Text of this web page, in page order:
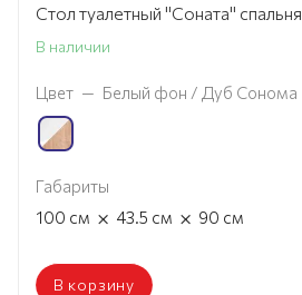
Стол туалетный "Соната" спальня
В наличии
Цвет — Белый фон / Дуб Сонома
Габариты
100 см × 43.5 см × 90 см
В корзину